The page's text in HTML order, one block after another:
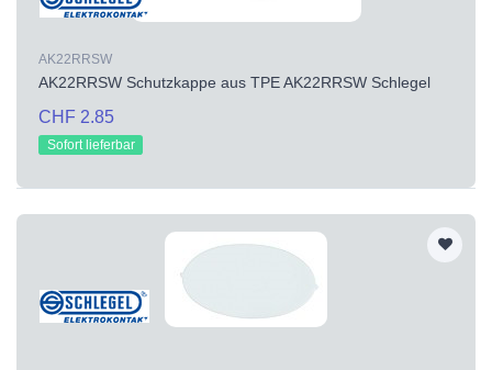
AK22RRSW
AK22RRSW Schutzkappe aus TPE AK22RRSW Schlegel
CHF 2.85
Sofort lieferbar